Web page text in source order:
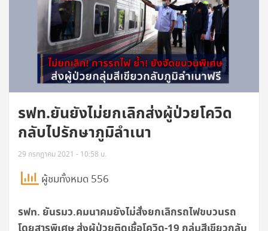
รฟท.ยันยังไม่ยกเลิกส่งผู้ป่วยโควิด
กลับไปรักษาภูมิลำเนา
29 กรกฎาคม 2021 - 10:58 น.
ผู้ชมทั้งหมด 556
รฟท. ยันรมว.คมนาคมยังไม่สั่งยกเลิกรถไฟขบวนรถ